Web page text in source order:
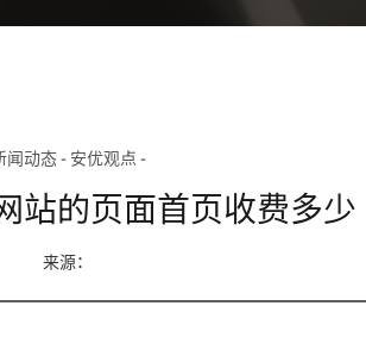
闻动态- 安优观点 -
站的页面首页收费多少
来源：